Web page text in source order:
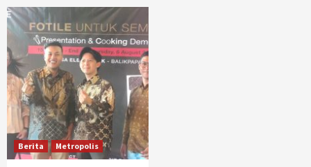
Berita Metropolis